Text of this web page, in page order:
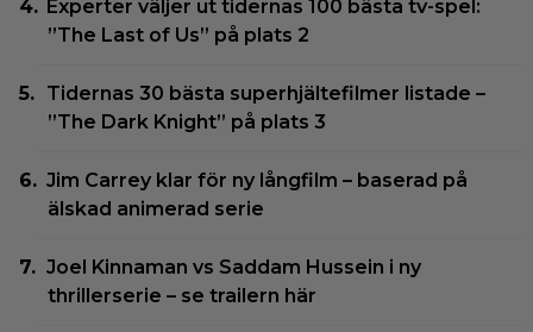
Experter väljer ut tidernas 100 bästa tv-spel:
”The Last of Us” på plats 2
Tidernas 30 bästa superhjältefilmer listade –
”The Dark Knight” på plats 3
Jim Carrey klar för ny långfilm – baserad på
älskad animerad serie
Joel Kinnaman vs Saddam Hussein i ny
thrillerserie – se trailern här